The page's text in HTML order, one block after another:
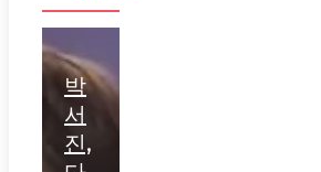
박
서
진,